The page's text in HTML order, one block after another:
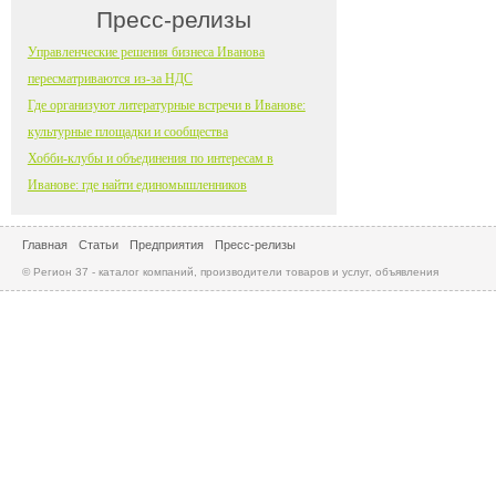
Пресс-релизы
Управленческие решения бизнеса Иванова
пересматриваются из-за НДС
Где организуют литературные встречи в Иванове:
культурные площадки и сообщества
Хобби-клубы и объединения по интересам в
Иванове: где найти единомышленников
Главная Статьи Предприятия Пресс-релизы
© Регион 37 - каталог компаний, производители товаров и услуг, объявления